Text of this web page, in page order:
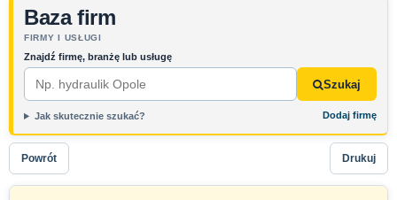
Baza firm
FIRMY I USŁUGI
Znajdź firmę, branżę lub usługę
Szukaj
Jak skutecznie szukać? Dodaj firmę
Powrót Drukuj